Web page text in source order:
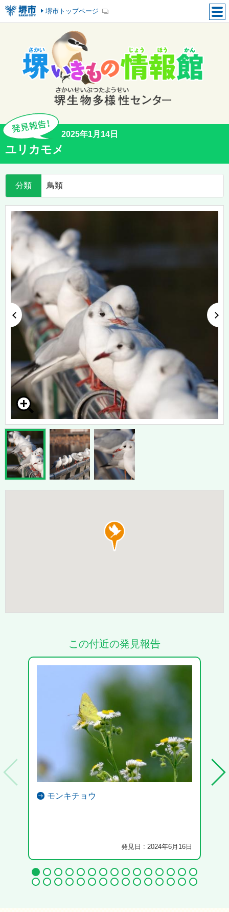
堺市トップページ
2025年1月14日
ユリカモメ
分類 鳥類
この付近の発見報告
モンキチョウ
発見日 : 2024年6月16日